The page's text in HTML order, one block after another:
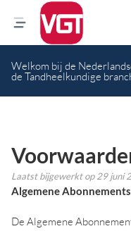
Welkom bij de
de Tandheelkundige
Laatst bijgewerkt op29 juni
Algemene
De Algemene